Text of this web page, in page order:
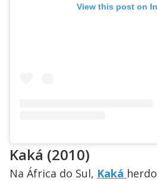
View this post on
Kaká (2010)
Na África do Sul, Kaká